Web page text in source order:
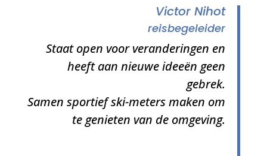
Victor Nihot
reisbegeleider
Staat open voor veranderingen en
heeft aan nieuwe ideeën geen
gebrek.
Samen sportief ski-meters maken om
te genieten van de omgeving.